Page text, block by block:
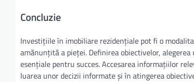
Concluzie
Investițiile în imobiliare rezidențiale pot fi o
amănunțită a pieței. Definirea obiectivelor,
esențiale pentru succes. Accesarea informațiilor
luarea unor decizii informate și în atingerea